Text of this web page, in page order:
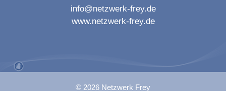
info@netzwerk-frey.de
www.netzwerk-frey.de
© 2026 Netzwerk Frey